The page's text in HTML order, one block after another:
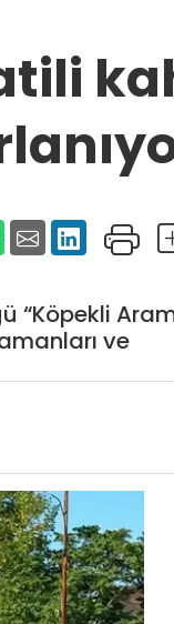
“Köpekli
ve